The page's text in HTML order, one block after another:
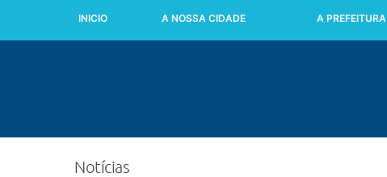
INICIO A NOSSA CIDADE A PREFEITURA
Notícias